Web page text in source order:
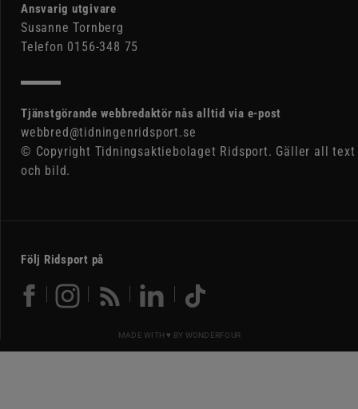
Ansvarig utgivare
Susanne Tornberg
Telefon 0156-348 75
Tjänstgörande webbredaktör nås alltid via e-post
webbred@tidningenridsport.se
© Copyright Tidningsaktiebolaget Ridsport. Gäller all text
och bild.
Följ Ridsport på
MADE WITH ♥ BY WONDERFOUR